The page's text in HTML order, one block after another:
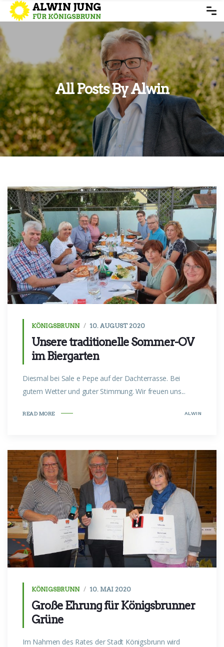
All Posts By Alwin
KÖNIGSBRUNN 10. AUGUST 2020
Unsere traditionelle Sommer-OV
im Biergarten
Diesmal bei Sale e Pepe auf der Dachterrasse. Bei
gutem Wetter und guter Stimmung. Wir freuen uns...
READ MORE ALWIN
KÖNIGSBRUNN 10. MAI 2020
Große Ehrung für Königsbrunner
Grüne
Im Nahmen des Rates der Stadt Königsbrunn wird